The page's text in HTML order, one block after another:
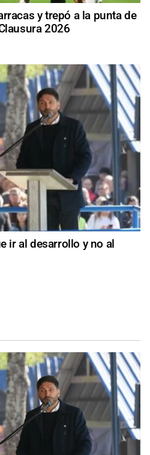
y trepó a la punta de
2026
ir al desarrollo y no al